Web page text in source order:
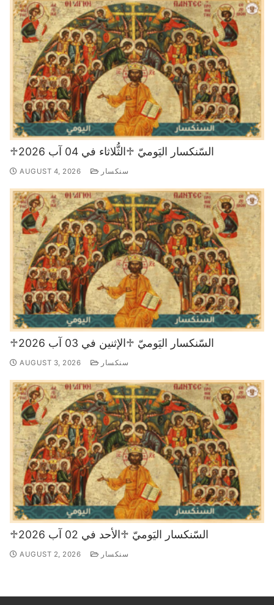
♱السّنكسار اليَوميّ ♱الثُّلاثاء في 04 آب 2026
AUGUST 4, 2026 سنكسار
♱السّنكسار اليَوميّ ♱الإثنين في 03 آب 2026
AUGUST 3, 2026 سنكسار
♱السّنكسار اليَوميّ ♱الأحد في 02 آب 2026
AUGUST 2, 2026 سنكسار